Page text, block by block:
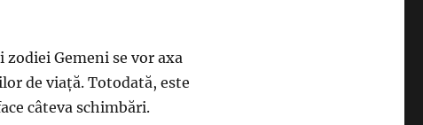
Gemeni se vor axa
de viață. Totodată, este
câteva schimbări.